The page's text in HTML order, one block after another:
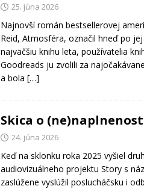
25. júna 2026
Najnovší román bestsellerovej
Reid, Atmosféra, označil hneď po
najväčšiu knihu leta, používatelia
Goodreads ju zvolili za
a bola […]
Skica o
24. júna 2026
Keď na sklonku roka 2025 vyšiel
audiovizuálneho projektu Story s
zaslúžene vyslúžil poslucháčsku i